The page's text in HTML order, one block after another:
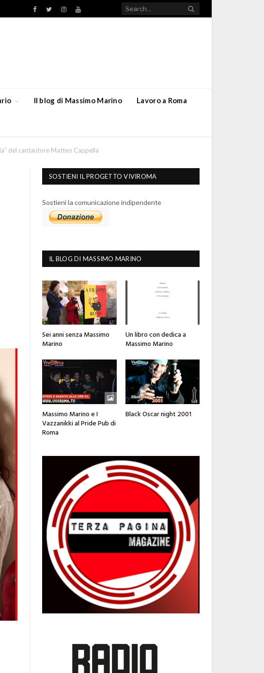
Facebook
TwitterInstagramYouTube
Il blog di Massimo Marino Lavoro a Roma
del cantautore Matteo Cappella
SOSTIENI IL PROGETTO VIVIROMA
Sostieni la comunicazione indipendente
IL BLOG DI MASSIMO MARINO
Sei anni senza Massimo
Marino
Un libro con dedica a
Massimo Marino
Massimo Marino e I
Vazzanikki al Pride Pub di
Roma
Black Oscar night 2001